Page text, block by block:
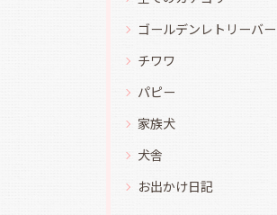
ゴールデンレトリーバー
チワワ
パピー
家族犬
犬舎
お出かけ日記